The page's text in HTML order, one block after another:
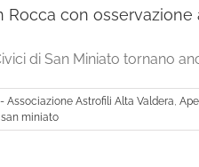
Rocca con
di San Miniato tornano
Associazione Astrofili Alta Valdera
san miniato